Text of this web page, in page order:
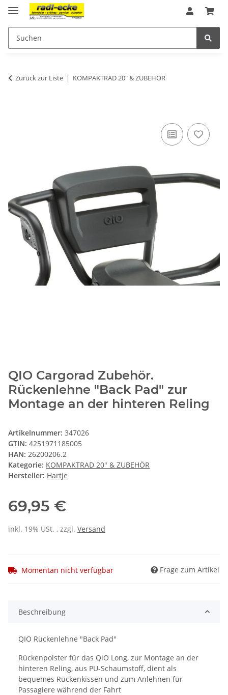
Zurück zur Liste KOMPAKTRAD 20" & ZUBEHÖR
QIO Cargorad Zubehör.
Rückenlehne "Back Pad" zur
Montage an der hinteren Reling
Artikelnummer: 347026
GTIN: 4251971185005
HAN: 26200206.2
Kategorie: KOMPAKTRAD 20" & ZUBEHÖR
Hersteller: Hartje
69,95 €
inkl. 19% USt. , zzgl. Versand
Momentan nicht verfügbar Frage zum Artikel
Beschreibung
QIO Rückenlehne "Back Pad"
Rückenpolster für das QiO Long, zur Montage an der
hinteren Reling, aus PU-Schaumstoff, dient als
bequemes Rückenkissen und zum Anlehnen für
Passagiere während der Fahrt